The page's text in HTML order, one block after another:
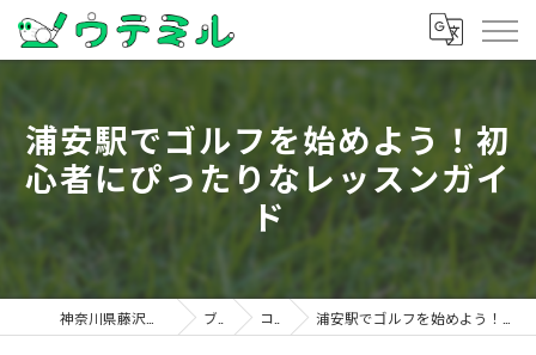
浦安駅でゴルフを始めよう！初
心者にぴったりなレッスンガイ
ド
ブログ コラム 浦安駅でゴルフを始めよう！初心者にぴったりなレッスンガイド